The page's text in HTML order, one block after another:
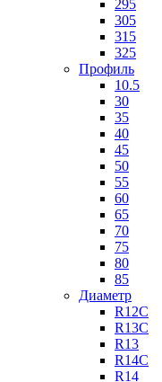
295
305
315
325
Профиль
10.5
30
35
40
45
50
55
60
65
70
75
80
85
Диаметр
R12C
R13C
R13
R14C
R14